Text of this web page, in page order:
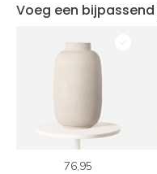
Voeg een
76,95